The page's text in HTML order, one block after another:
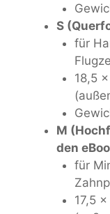
S
für
18,5
M
den
für
17,5